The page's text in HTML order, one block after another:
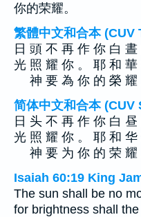
你的荣耀。
繁體中文和合本
日 頭 不 再 作 你 白
光 照 耀 你 。 耶 和
神 要 為 你 的 榮 耀
简体中文和合本
日 头 不 再 作 你 白
光 照 耀 你 。 耶 和
神 要 为 你 的 荣 耀
Isaiah 60:19 King
The sun shall be no
for brightness shall